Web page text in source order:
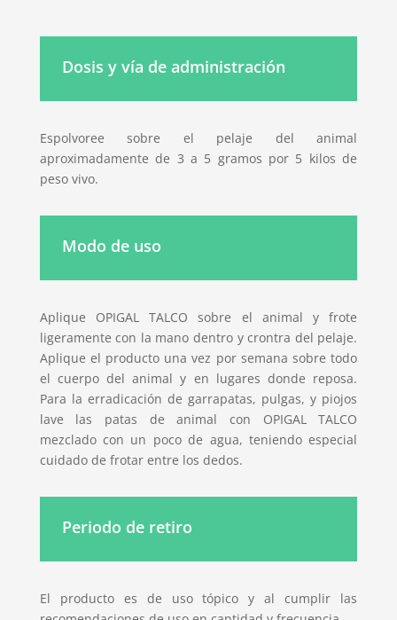
Dosis y vía de administración
Espolvoree sobre el pelaje del animal
aproximadamente de 3 a 5 gramos por 5 kilos de
peso vivo.
Modo de uso
Aplique OPIGAL TALCO sobre el animal y frote
ligeramente con la mano dentro y crontra del pelaje.
Aplique el producto una vez por semana sobre todo
el cuerpo del animal y en lugares donde reposa.
Para la erradicación de garrapatas, pulgas, y piojos
lave las patas de animal con OPIGAL TALCO
mezclado con un poco de agua, teniendo especial
cuidado de frotar entre los dedos.
Periodo de retiro
El producto es de uso tópico y al cumplir las